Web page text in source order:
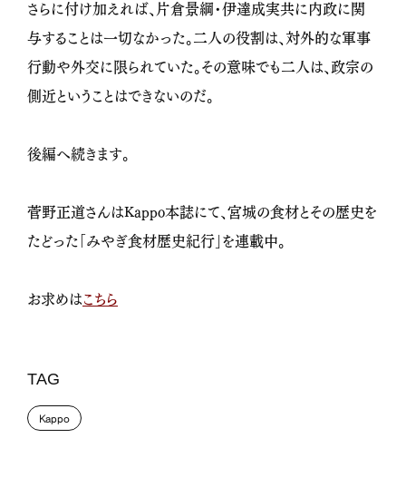
さらに付け加えれば、片倉景綱・伊達成実共に内政に関
与することは一切なかった。二人の役割は、対外的な軍事
行動や外交に限られていた。その意味でも二人は、政宗の
側近ということはできないのだ。
後編へ続きます。
菅野正道さんはKappo本誌にて、宮城の食材とその歴史を
たどった「みやぎ食材歴史紀行」を連載中。
お求めはこちら
TAG
Kappo